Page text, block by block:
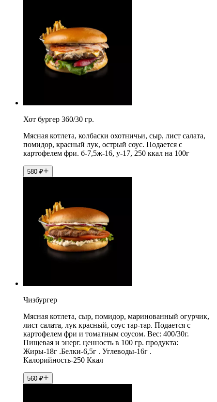
Хот бургер 360/30 гр.
Мясная котлета, колбаски охотничьи, сыр, лист салата,
помидор, красный лук, острый соус. Подается с
картофелем фри. б-7,5ж-16, у-17, 250 ккал на 100г
580 ₽
Чизбургер
Мясная котлета, сыр, помидор, маринованный огурчик,
лист салата, лук красный, соус тар-тар. Подается с
картофелем фри и томатным соусом. Вес: 400/30г.
Пищевая и энерг. ценность в 100 гр. продукта:
Жиры-18г .Белки-6,5г . Углеводы-16г .
Калорийность-250 Ккал
560 ₽